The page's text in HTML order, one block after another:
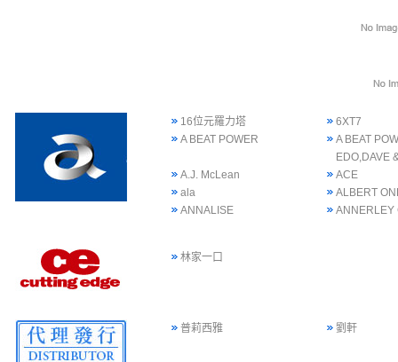
16位元羅力塔
6XT7
A BEAT POWER
A BEAT
EDO,DAVE
A.J. McLean
ACE
ala
ALBERT
ANNALISE
ANNERLEY
林家一口
普莉西雅 劉軒